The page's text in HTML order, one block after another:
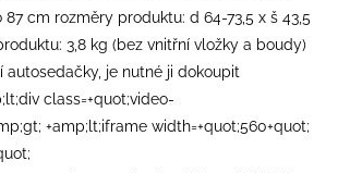
87 cm rozměry produktu: d 64-73,5 x š 43,5
3,8 kg (bez vnitřní vložky a boudy)
autosedačky, je nutné ji dokoupit
class=+quot;video-
+amp;lt;iframe width=+quot;560+quot;